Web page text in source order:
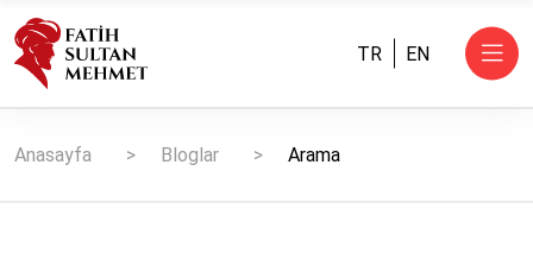
TR EN
Anasayfa Bloglar Arama